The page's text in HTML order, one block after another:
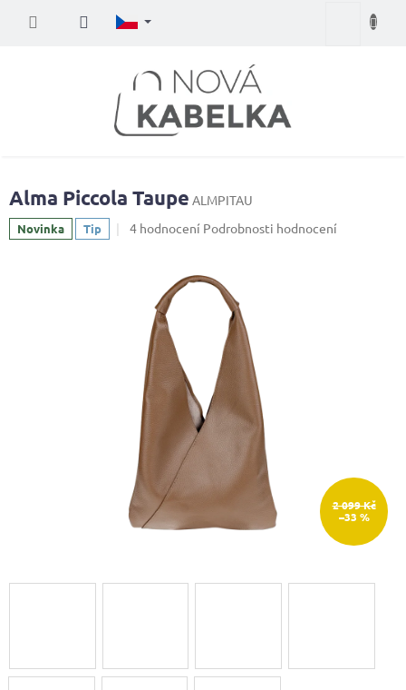
Nákupní
Alma Piccola Taupe ALMPITAU
Novinka Tip
Průměrné
hvězdiček.
4 hodnocení Podrobnosti hodnocení
2 099 Kč
–33 %